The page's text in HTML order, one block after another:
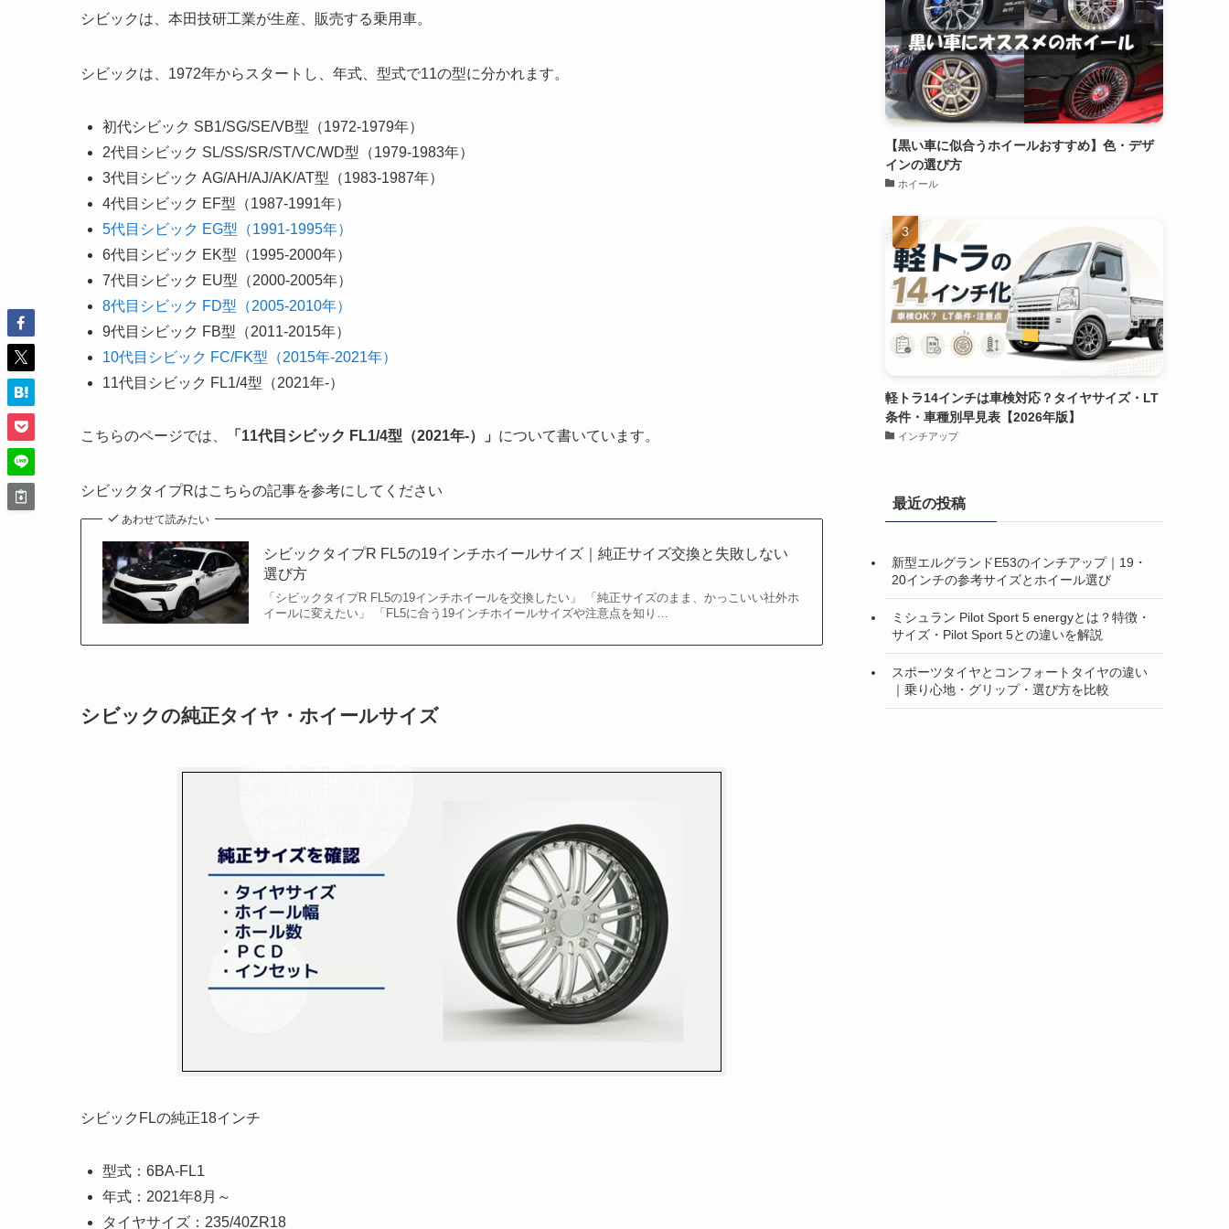
シビックは、本田技研工業が生産、販売する乗用車。
シビックは、1972年からスタートし、年式、型式で11の型に分かれます。
初代シビック SB1/SG/SE/VB型（1972-1979年）
2代目シビック SL/SS/SR/ST/VC/WD型（1979-1983年）
3代目シビック AG/AH/AJ/AK/AT型（1983-1987年）
4代目シビック EF型（1987-1991年）
5代目シビック EG型（1991-1995年）
6代目シビック EK型（1995-2000年）
7代目シビック EU型（2000-2005年）
8代目シビック FD型（2005-2010年）
9代目シビック FB型（2011-2015年）
10代目シビック FC/FK型（2015年-2021年）
11代目シビック FL1/4型（2021年-）
こちらのページでは、 「11代目シビック FL1/4型（2021年-）」 について書いています。
シビックタイプRはこちらの記事を参考にしてください
あわせて読みたい
シビックタイプR FL5の19インチホイールサイズ｜純正サイズ交換と失敗しない
選び方
「シビックタイプR FL5の19インチホイールを交換したい」 「純正サイズのまま、かっこいい社外ホ
イールに変えたい」 「FL5に合う19インチホイールサイズや注意点を知り…
シビックの純正タイヤ・ホイールサイズ
シビックFLの純正18インチ
型式：6BA-FL1
年式：2021年8月～
タイヤサイズ：235/40ZR18
【黒い車に似合うホイールおすすめ】色・デザ
インの選び方
ホイール
軽トラ14インチは車検対応？タイヤサイズ・LT
条件・車種別早見表【2026年版】
インチアップ
最近の投稿
新型エルグランドE53のインチアップ｜19・
20インチの参考サイズとホイール選び
ミシュラン Pilot Sport 5 energyとは？特徴・
サイズ・Pilot Sport 5との違いを解説
スポーツタイヤとコンフォートタイヤの違い
｜乗り心地・グリップ・選び方を比較